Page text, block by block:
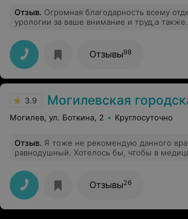
Отзыв. Огромная благодарность всему
урологии за ваше внимание и труд,а также
успешную операцию и леч врачу
Николаевичу.Спасибо огромное.
Отзывы98
3.9 Могилевская городская больница скорой медицинской
Могилев, ул. Боткина, 2 Круглосуточно
Отзыв. Я тоже не рекомендую данного
равнодушный. Хотелось бы, чтобы в
Отзывы26